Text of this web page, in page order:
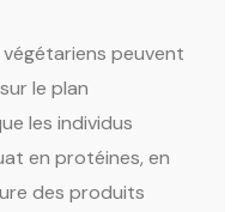
végétariens peuvent
le plan
les individus
en protéines, en
des produits